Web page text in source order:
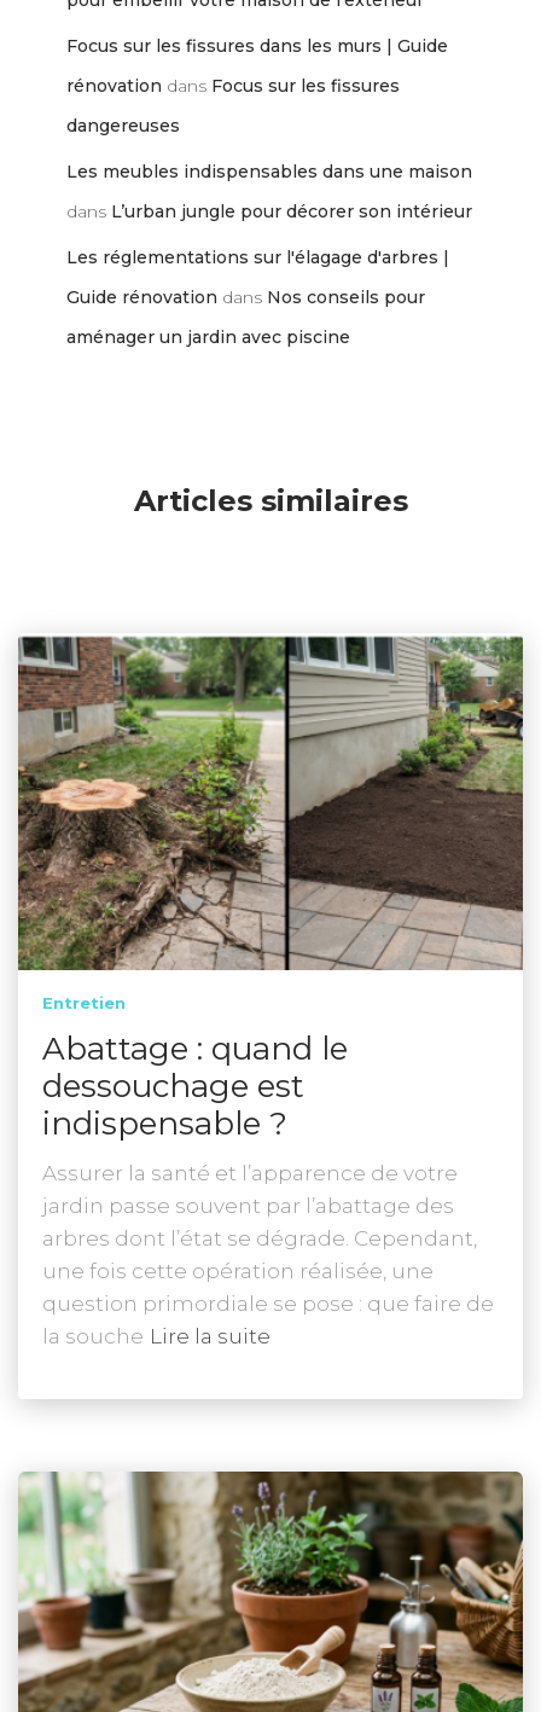
Focus sur les fissures dans les murs | Guide
rénovation dans Focus sur les fissures
dangereuses
Les meubles indispensables dans une maison
dans L’urban jungle pour décorer son intérieur
Les réglementations sur l'élagage d'arbres |
Guide rénovation dans Nos conseils pour
aménager un jardin avec piscine
Articles similaires
Entretien
Abattage : quand le
dessouchage est
indispensable ?
Assurer la santé et l’apparence de votre
jardin passe souvent par l’abattage des
arbres dont l’état se dégrade. Cependant,
une fois cette opération réalisée, une
question primordiale se pose : que faire de
la souche Lire la suite